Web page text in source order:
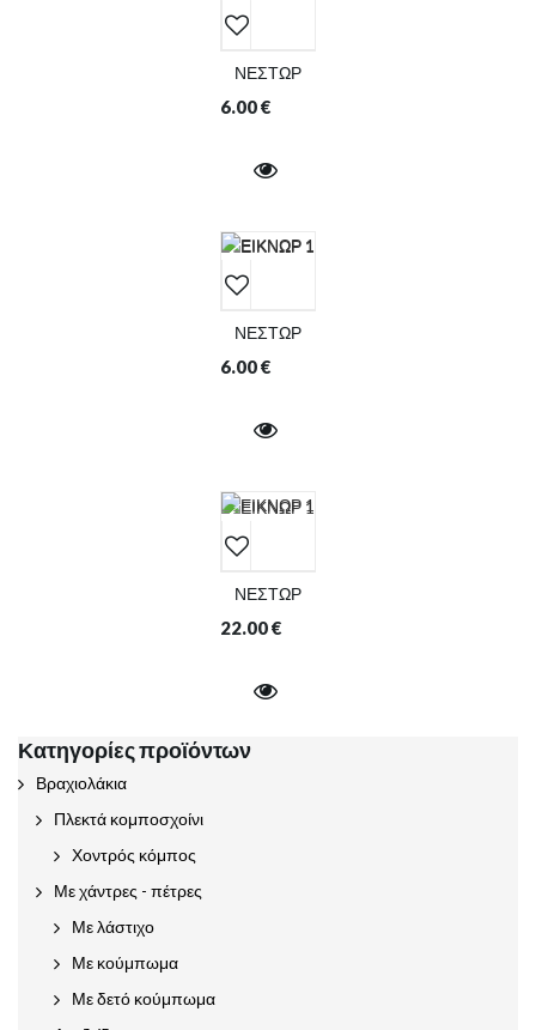
ΝΕΣΤΩΡ
6.00€
ΝΕΣΤΩΡ
6.00€
ΝΕΣΤΩΡ
22.00€
Κατηγορίες προϊόντων
Βραχιολάκια
Πλεκτά κομποσχοίνι
Χοντρός κόμπος
Με χάντρες - πέτρες
Με λάστιχο
Με κούμπωμα
Με δετό κούμπωμα